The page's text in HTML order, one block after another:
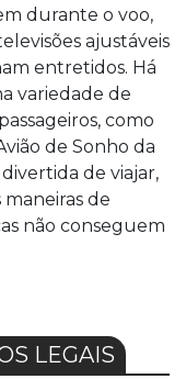
durante o voo,
ajustáveis
entretidos. Há
variedade de
como
de Sonho da
de viajar,
de
não conseguem
LEGAIS